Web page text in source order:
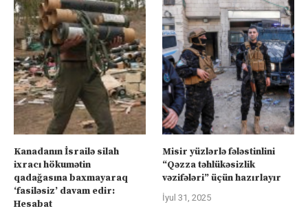
Kanadanın İsrailə silah
ixracı hökumətin
qadağasına baxmayaraq
‘fasiləsiz’ davam edir:
Hesabat
Misir yüzlərlə fələstinlini
“Qəzza təhlükəsizlik
vəzifələri” üçün hazırlayır
İyul 31, 2025